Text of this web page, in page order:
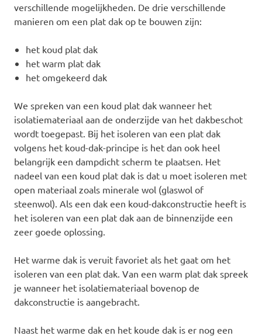
verschillende mogelijkheden. De drie verschillende
manieren om een plat dak op te bouwen zijn:
het koud plat dak
het warm plat dak
het omgekeerd dak
We spreken van een koud plat dak wanneer het
isolatiemateriaal aan de onderzijde van het dakbeschot
wordt toegepast. Bij het isoleren van een plat dak
volgens het koud-dak-principe is het dan ook heel
belangrijk een dampdicht scherm te plaatsen. Het
nadeel van een koud plat dak is dat u moet isoleren met
open materiaal zoals minerale wol (glaswol of
steenwol). Als een dak een koud-dakconstructie heeft is
het isoleren van een plat dak aan de binnenzijde een
zeer goede oplossing.
Het warme dak is veruit favoriet als het gaat om het
isoleren van een plat dak. Van een warm plat dak spreek
je wanneer het isolatiemateriaal bovenop de
dakconstructie is aangebracht.
Naast het warme dak en het koude dak is er nog een